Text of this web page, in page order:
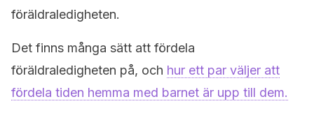
föräldraledigheten.
Det finns många sätt att fördela
föräldraledigheten på, och hur ett par väljer att
fördela tiden hemma med barnet är upp till dem.